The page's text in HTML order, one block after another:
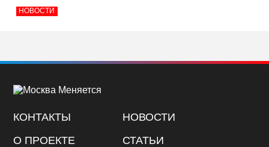
НОВОСТИ
КОНТАКТЫ
О ПРОЕКТЕ
НОВОСТИ
СТАТЬИ